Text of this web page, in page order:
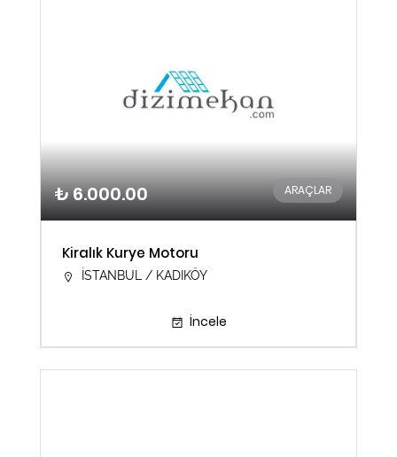
₺ 6.000.00 ARAÇLAR
Kiralık Kurye Motoru
İSTANBUL / KADIKÖY
İncele